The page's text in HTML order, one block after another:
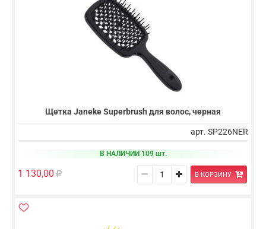
Щетка Janeke Superbrush для волос, черная
арт. SP226NER
В НАЛИЧИИ 109 шт.
1 130,00 В КОРЗИНУ